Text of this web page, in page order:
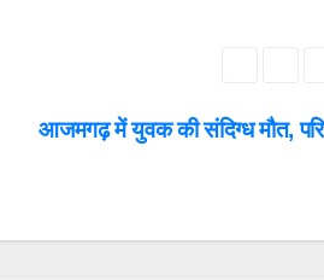
आजमगढ़ में युवक की संदिग्ध मौत,